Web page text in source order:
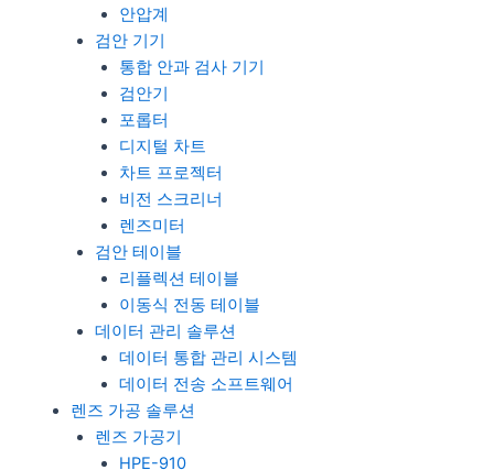
안압계
검안 기기
통합 안과 검사 기기
검안기
포롭터
디지털 차트
차트 프로젝터
비전 스크리너
렌즈미터
검안 테이블
리플렉션 테이블
이동식 전동 테이블
데이터 관리 솔루션
데이터 통합 관리 시스템
데이터 전송 소프트웨어
렌즈 가공 솔루션
렌즈 가공기
HPE-910